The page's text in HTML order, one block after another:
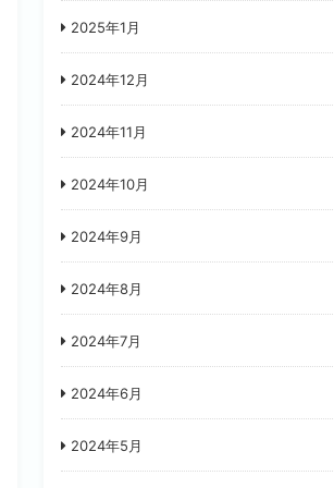
2025年1月
2024年12月
2024年11月
2024年10月
2024年9月
2024年8月
2024年7月
2024年6月
2024年5月